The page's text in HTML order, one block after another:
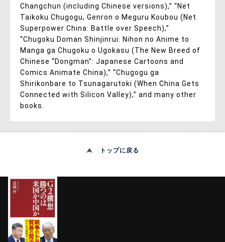
Changchun (including Chinese versions),” “Net
Taikoku Chugogu, Genron o Meguru Koubou (Net
Superpower China: Battle over Speech),”
“Chugoku Doman Shinjinrui: Nihon no Anime to
Manga ga Chugoku o Ugokasu (The New Breed of
Chinese “Dongman”: Japanese Cartoons and
Comics Animate China),” “Chugogu ga
Shirikonbare to Tsunagarutoki (When China Gets
Connected with Silicon Valley),” and many other
books.
トップに戻る